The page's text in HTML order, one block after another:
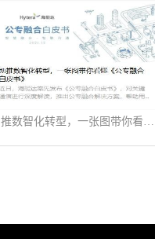
助推数智化转型，一张图带你看懂《公专融合白皮书》